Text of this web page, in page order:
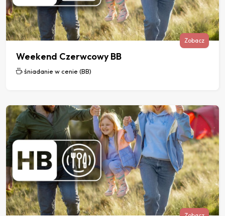
Weekend Czerwcowy BB
śniadanie w cenie (BB)
Zobacz